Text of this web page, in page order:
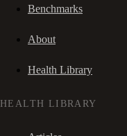
Benchmarks
About
Health Library
HEALTH LIBRARY